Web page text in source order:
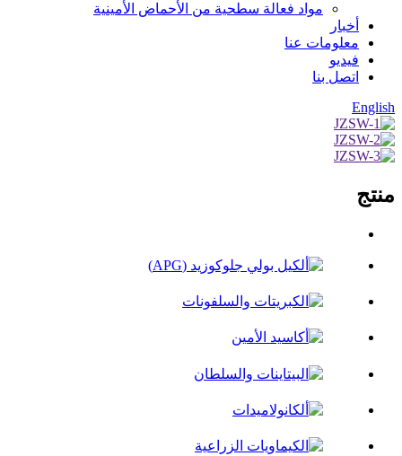
مواد فعالة سطحية من الأحماض الأمينية
أخبار
معلومات عنا
فيديو
اتصل بنا
English
منتج